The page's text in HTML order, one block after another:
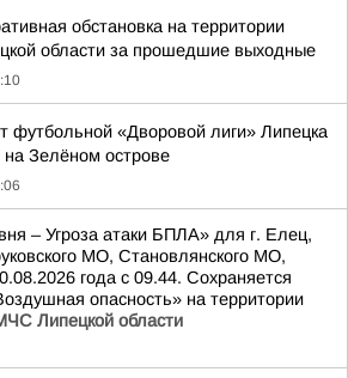
обстановка на территории
области за прошедшие выходные
футбольной «Дворовой лиги» Липецка
на Зелёном острове
– Угроза атаки БПЛА» для г. Елец,
МО, Становлянского МО,
года с 09.44. Сохраняется
опасность» на территории
Липецкой области